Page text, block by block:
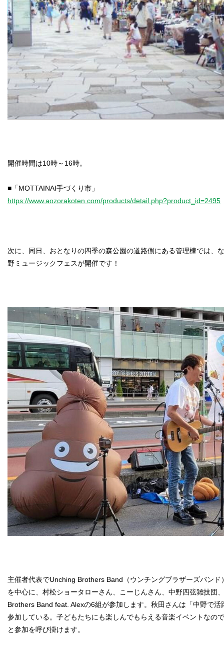
開催時間は10時～16時。
https://www.aozorakoten.com/products/detail.php?product_id=2495
次に、同日、おとなりの四季の森公園の道路側にある管理棟では、
野ミュージックフェスが開催です！
主催者代表でUnching Brothers Band（ウンチングブラザーズバン
を中心に、村松ショータローさん、こーじんさん、中野四弦雑技団
Brothers Band feat. Alexの6組が参加します。秋田さんは「中野で
参加している。子どもたちにも楽しんでもらえる音楽イベントなの
と参加を呼び掛けます。